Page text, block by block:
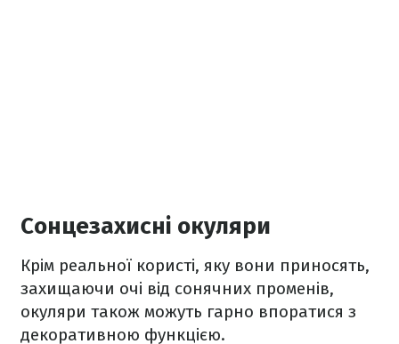
Сонцезахисні окуляри
Крім реальної користі, яку вони приносять,
захищаючи очі від сонячних променів,
окуляри також можуть гарно впоратися з
декоративною функцією.